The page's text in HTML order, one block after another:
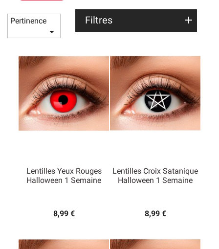
porter pendant une journée, une semaine, un mois, 3
mois, 6 mois et jusqu’à 1 an. Vous trouverez des
lentilles avec des couleurs assez classiques :blanches
modèles, on retrouve les
lentilles d’Halloween Manson
des
lentilles imitant les yeux des zombies, des lentilles
avec des tâches de sang ou encore le modèle avec une
toile d’araignée.
Pertinence

Filtres
Lentilles Yeux Rouges
Halloween 1 Semaine
8,99 €
Lentilles Croix Satanique
Halloween 1 Semaine
8,99 €